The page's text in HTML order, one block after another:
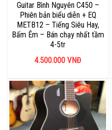
Guitar Bình Nguyên C450 –
Phiên bản biểu diễn + EQ
METB12 – Tiếng Siêu Hay,
Bấm Êm – Bán chạy nhất tầm
4-5tr
4.500.000 VNĐ